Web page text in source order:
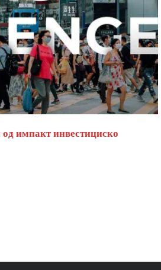
импакт инвестициско